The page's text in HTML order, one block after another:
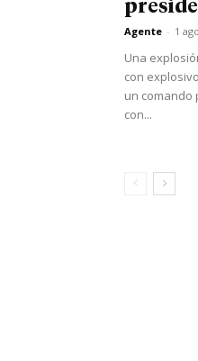
Agente - 1
Una
con
un comando
con...